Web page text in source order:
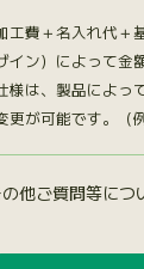
費＋名入れ代＋
ン）によって金
は、製品によっ
が可能です。（
他ご質問等に